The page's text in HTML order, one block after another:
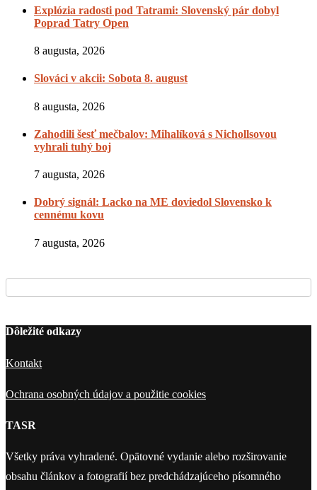
Explózia radosti pod Tatrami: Slovenský pár dobyl
Poprad Tatry Open
8 augusta, 2026
Slováci v akcii: Sobota 8. august
8 augusta, 2026
Zahodili šesť mečbalov: Mihalíková s Nichollsovou
vyhrali tuhý boj
7 augusta, 2026
Dobrý signál: Lacko na ME doviedol Slovensko k
cennému kovu
7 augusta, 2026
Dôležité odkazy
Kontakt
Ochrana osobných údajov a použitie cookies
TASR
Všetky práva vyhradené. Opätovné vydanie alebo rozširovanie
obsahu článkov a fotografií bez predchádzajúceho písomného